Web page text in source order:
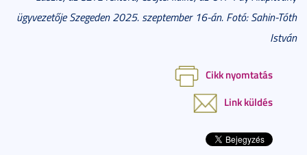
ügyvezetője Szegeden 2025. szeptember 16-án. Fotó: Sahin-Tóth
István
Cikk nyomtatás
Link küldés